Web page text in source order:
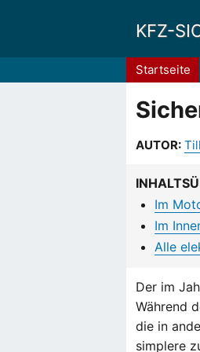
KFZ-
Startseite
AUTOR:
Im
Im
Alle
Der im
Während
die in
simplere